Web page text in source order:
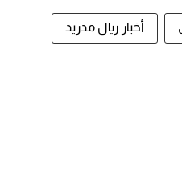
أخبار ريال مدريد